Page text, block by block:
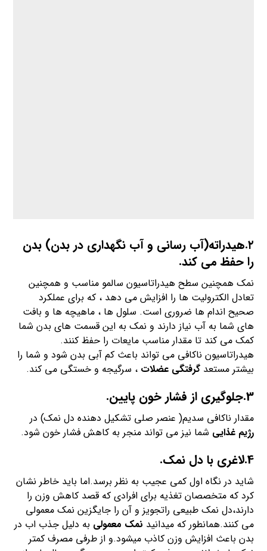
۲.هیدراته(آب رسانی و آب نگهداری در بدن) بدن
را حفظ می کند.
نمک همچنین سطح هیدراتاسیون سالمو مناسب و همچنین
تعادل الکترولیت ها را افزایش می دهد ، که برای عملکرد
صحیح اندام ها ضروری است. سلول ها ، ماهیچه ها و بافت
های شما به آب نیاز دارند و نمک به این قسمت های بدن شما
کمک می کند تا مقدار مناسب مایعات را حفظ کنند.
هیدراتاسیون ناکافی می تواند باعث کم آبی بدن شود و شما را
بیشتر مستعدگرفتگی عضلات ، سرگیجه و خستگی می کند.
3.جلوگیری از فشار خون پایین.
مقدار ناکافی سدیم( عنصر صلی تشکیل دهنده دل نمک) در
رژیم غذایی شما نیز می تواند منجر به کاهش فشار خون شود.
4.لاغری با دل نمک.
شاید در نگاه اول کمی عجیب به نظر برسد.اما باید خاطر نشان
کرد که متخصصان تغذیه برای افرادی که قصد کاهش وزن را
دارند،دل نمک طبیعی راتجویز و آن را جایگزین نمک معمولی
می کنند.همانطور که میدانید نمک معمولی به دلیل جذب اب در
بدن باعث افزایش وزن کاذب میشود.و از طرفی مصرف کمتر